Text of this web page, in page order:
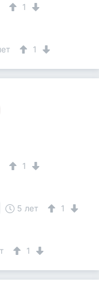
1
1
1
5 лет 1
1